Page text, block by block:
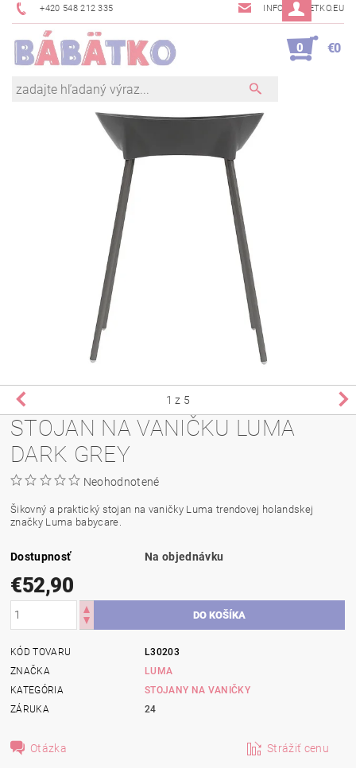
+420 548 212 335 INFO@BABETKO.EU
0 €0
1 z 5
STOJAN NA VANIČKU LUMA
DARK GREY
Neohodnotené
Šikovný a praktický stojan na vaničky Luma trendovej holandskej
značky Luma babycare.
Dostupnosť Na objednávku
€52,90
KÓD TOVARU
L30203
ZNAČKA
LUMA
KATEGÓRIA
STOJANY NA VANIČKY
ZÁRUKA
24
Otázka Strážiť cenu